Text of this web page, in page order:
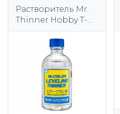
Растворитель Mr.
Thinner Hobby T-
Mr. Color Leveling
Thinner 110 мл